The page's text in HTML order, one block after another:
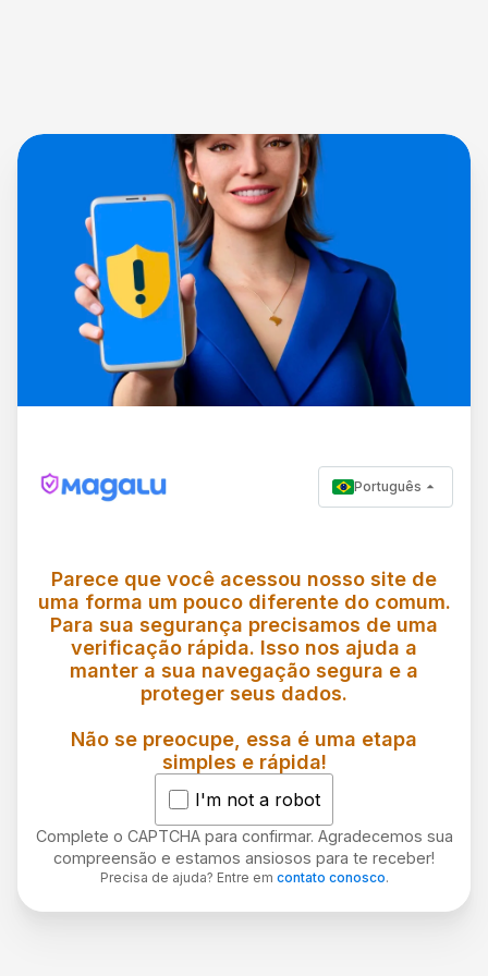
Português
Parece que você acessou nosso site de
uma forma um pouco diferente do comum.
Para sua segurança precisamos de uma
verificação rápida. Isso nos ajuda a
manter a sua navegação segura e a
proteger seus dados.
Não se preocupe, essa é uma etapa
simples e rápida!
I'm not a robot
Complete o CAPTCHA para confirmar. Agradecemos sua
compreensão e estamos ansiosos para te receber!
Precisa de ajuda? Entre em contato conosco.